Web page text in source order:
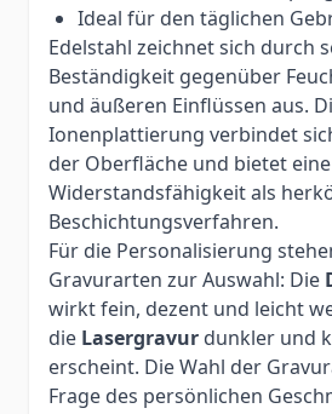
Ideal für den täglichen
Edelstahl zeichnet sich durch
Beständigkeit gegenüber
und äußeren Einflüssen aus.
Ionenplattierung verbindet
der Oberfläche und bietet
Widerstandsfähigkeit als
Beschichtungsverfahren.
Für die Personalisierung
Gravurarten zur Auswahl: Die
wirkt fein, dezent und leicht
die Lasergravur dunkler und
erscheint. Die Wahl der
Frage des persönlichen